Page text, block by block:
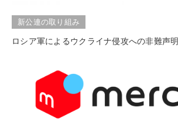
新公連の取り組み
ロシア軍によるウクライナ侵攻への非難声明